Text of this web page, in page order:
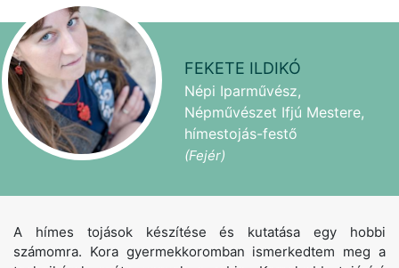
FEKETE ILDIKÓ
Népi Iparművész,
Népművészet Ifjú Mestere,
hímestojás-festő
(Fejér)
A hímes tojások készítése és kutatása egy hobbi
számomra. Kora gyermekkoromban ismerkedtem meg a